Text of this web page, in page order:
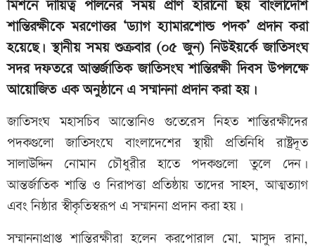
মিশনে দায়িত্ব পালনের সময় প্রাণ হারানো ছয় বাংলাদেশি
শান্তিরক্ষীকে মরণোত্তর ‘ড্যাগ হ্যামারশোল্ড পদক’ প্রদান করা
হয়েছে। স্থানীয় সময় শুক্রবার (০৫ জুন) নিউইয়র্কে জাতিসংঘ
সদর দফতরে আন্তর্জাতিক জাতিসংঘ শান্তিরক্ষী দিবস উপলক্ষে
আয়োজিত এক অনুষ্ঠানে এ সম্মাননা প্রদান করা হয়।
জাতিসংঘ মহাসচিব আন্তোনিও গুতেরেস নিহত শান্তিরক্ষীদের
পদকগুলো জাতিসংঘে বাংলাদেশের স্থায়ী প্রতিনিধি রাষ্ট্রদূত
সালাউদ্দিন নোমান চৌধুরীর হাতে পদকগুলো তুলে দেন।
আন্তর্জাতিক শান্তি ও নিরাপত্তা প্রতিষ্ঠায় তাদের সাহস, আত্মত্যাগ
এবং নিষ্ঠার স্বীকৃতিস্বরূপ এ সম্মাননা প্রদান করা হয়।
সম্মাননাপ্রাপ্ত শান্তিরক্ষীরা হলেন করপোরাল মো. মাসুদ রানা,